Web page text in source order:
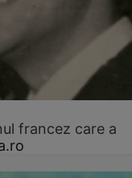
francez care a